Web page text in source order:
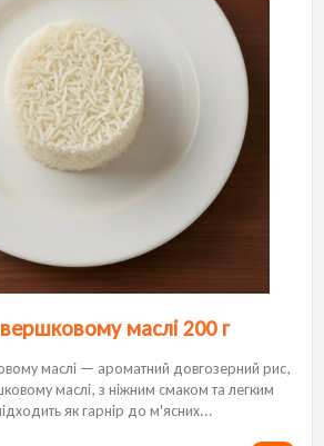
маслі 200 г
маслі — ароматний довгозерний рис,
маслі, з ніжним смаком та легким
як гарнір до м'ясних...